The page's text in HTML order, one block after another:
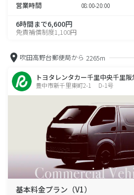
営業時間 08:00-20:00
6時間まで6,600円
免責補償制度1,100円
吹田高野台郵便局から 2265m
トヨタレンタカー千里中央千里
豊中市新千里東町2-1 D-1号
基本料金プラン（V1）